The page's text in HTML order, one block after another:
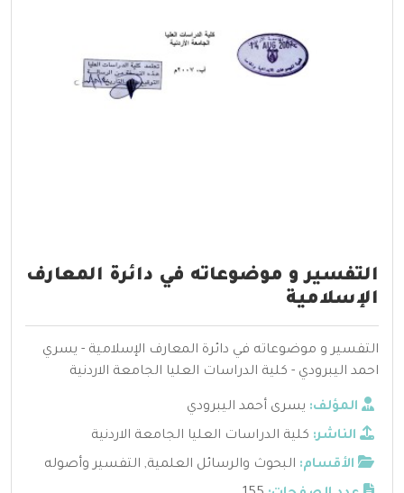
التفسير و موضوعاته في دائرة المعارف
الإسلامية
التفسير و موضوعاته في دائرة المعارف الإسلامية - يسري
احمد اليبرودي - كلية الدراسات العليا الجامعة الاردنية
المؤلف: يسرى أحمد اليبرودي
الناشر: كلية الدراسات العليا الجامعة الاردنية
الأقسام: البحوث والرسائل العلمية, التفسير وأصوله